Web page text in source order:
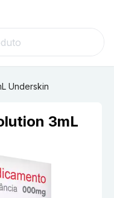
Underskin
3mL